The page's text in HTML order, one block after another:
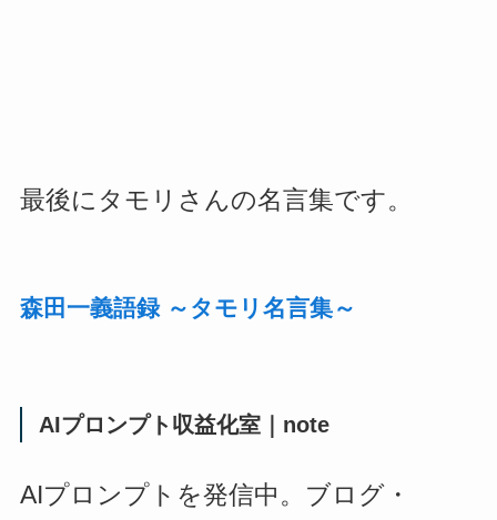
最後にタモリさんの名言集です。
森田一義語録 ～タモリ名言集～
AIプロンプト収益化室｜note
AIプロンプトを発信中。ブログ・